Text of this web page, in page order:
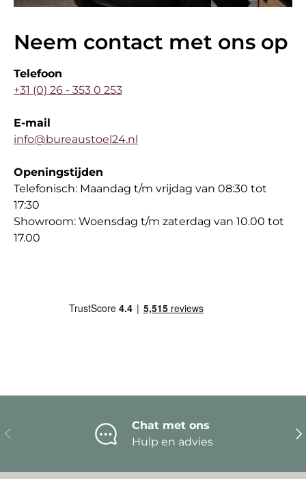
Neem contact met ons op
Telefoon
+31 (0) 26 - 353 0 253
E-mail
info@bureaustoel24.nl
Openingstijden
Telefonisch: Maandag t/m vrijdag van 08:30 tot
17:30
Showroom: Woensdag t/m zaterdag van 10.00 tot
17.00
Vorige
Chat met ons
Hulp en advies